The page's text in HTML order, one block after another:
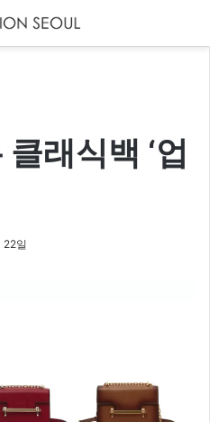
래식백 ‘업
22일